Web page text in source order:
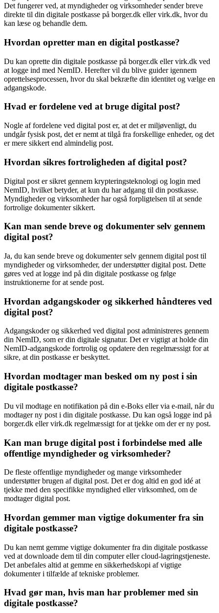
Det fungerer ved, at myndigheder og virksomheder sender breve
direkte til din digitale postkasse på borger.dk eller virk.dk, hvor du
kan læse og behandle dem.
Hvordan opretter man en digital postkasse?
Du kan oprette din digitale postkasse på borger.dk eller virk.dk ved
at logge ind med NemID. Herefter vil du blive guider igennem
oprettelsesprocessen, hvor du skal bekræfte din identitet og vælge en
adgangskode.
Hvad er fordelene ved at bruge digital post?
Nogle af fordelene ved digital post er, at det er miljøvenligt, du
undgår fysisk post, det er nemt at tilgå fra forskellige enheder, og det
er mere sikkert end almindelig post.
Hvordan sikres fortroligheden af digital post?
Digital post er sikret gennem krypteringsteknologi og login med
NemID, hvilket betyder, at kun du har adgang til din postkasse.
Myndigheder og virksomheder har også forpligtelsen til at sende
fortrolige dokumenter sikkert.
Kan man sende breve og dokumenter selv gennem
digital post?
Ja, du kan sende breve og dokumenter selv gennem digital post til
myndigheder og virksomheder, der understøtter digital post. Dette
gøres ved at logge ind på din digitale postkasse og følge
instruktionerne for at sende post.
Hvordan adgangskoder og sikkerhed håndteres ved
digital post?
Adgangskoder og sikkerhed ved digital post administreres gennem
din NemID, som er din digitale signatur. Det er vigtigt at holde din
NemID-adgangskode fortrolig og opdatere den regelmæssigt for at
sikre, at din postkasse er beskyttet.
Hvordan modtager man besked om ny post i sin
digitale postkasse?
Du vil modtage en notifikation på din e-Boks eller via e-mail, når du
modtager ny post i din digitale postkasse. Du kan også logge ind på
borger.dk eller virk.dk regelmæssigt for at tjekke om der er ny post.
Kan man bruge digital post i forbindelse med alle
offentlige myndigheder og virksomheder?
De fleste offentlige myndigheder og mange virksomheder
understøtter brugen af digital post. Det er dog altid en god idé at
tjekke med den specifikke myndighed eller virksomhed, om de
modtager digital post.
Hvordan gemmer man vigtige dokumenter fra sin
digitale postkasse?
Du kan nemt gemme vigtige dokumenter fra din digitale postkasse
ved at downloade dem til din computer eller cloud-lagringstjeneste.
Det anbefales altid at gemme en sikkerhedskopi af vigtige
dokumenter i tilfælde af tekniske problemer.
Hvad gør man, hvis man har problemer med sin
digitale postkasse?